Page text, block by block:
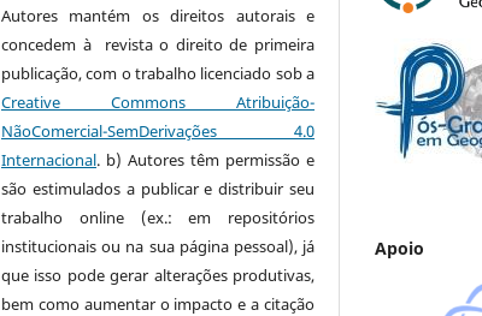
Autores mantém os direitos autorais e
concedem à revista o direito de primeira
publicação, com o trabalho licenciado sob a
Creative Commons Atribuição-
NãoComercial-SemDerivações 4.0
Internacional. b) Autores têm permissão e
são estimulados a publicar e distribuir seu
trabalho online (ex.: em repositórios
institucionais ou na sua página pessoal), já
que isso pode gerar alterações produtivas,
bem como aumentar o impacto e a citação
Apoio